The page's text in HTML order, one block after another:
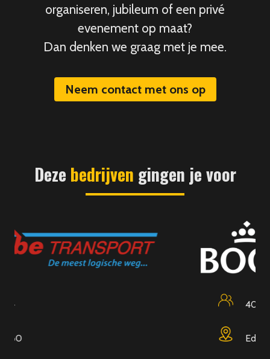
organiseren, jubileum of een privé
evenement op maat?
Dan denken we graag met je mee.
Neem contact met ons op
Deze bedrijven gingen je voor